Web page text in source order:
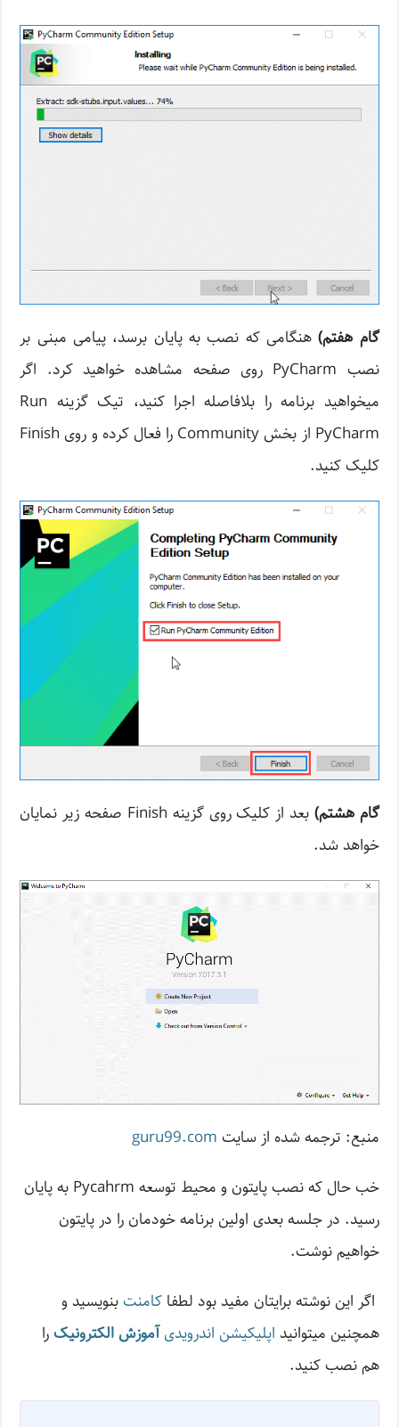
گام هفتم)هنگامی که نصب به پایان برسد، پیامی مبنی بر
نصب PyCharm روی صفحه مشاهده خواهید کرد. اگر
میخواهید برنامه را بلافاصله اجرا کنید، تیک گزینه Run
PyCharm از بخش Community را فعال کرده و روی Finish
کلیک کنید.
گام هشتم)
بعد از کلیک روی گزینه Finish صفحه زیر نمایان
خواهد شد.
منبع: ترجمه شده از سایت guru99.com
خب حال که نصب پایتون و محیط توسعه Pycahrm به پایان
رسید. در جلسه بعدی اولین برنامه خودمان را در پایتون
خواهیم نوشت.
اگر این نوشته‌ برایتان مفید بود لطفاکامنت بنویسید و
همچنین میتوانید اپلیکیشن اندرویدیآموزش الکترونیک را
هم نصب کنید.